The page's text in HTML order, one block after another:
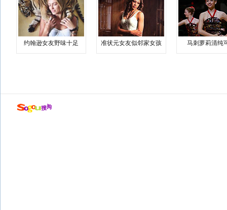
约翰逊女友野味十足 准状元女友似邻家女孩 马刺萝莉清纯